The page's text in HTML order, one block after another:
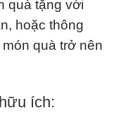
quà tặng với
hoặc thông
quà trở nên
ích: